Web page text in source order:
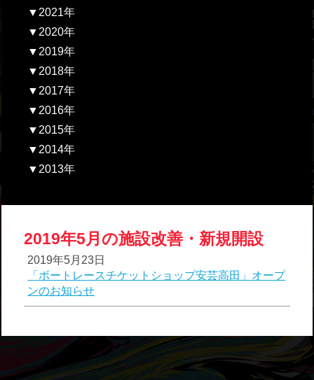
▼2021年
▼2020年
▼2019年
▼2018年
▼2017年
▼2016年
▼2015年
▼2014年
▼2013年
2019年5月の施設改善・新規開設
2019年5月23日
「ボートレースチケットショップ安芸高田」オープ
ンのお知らせ